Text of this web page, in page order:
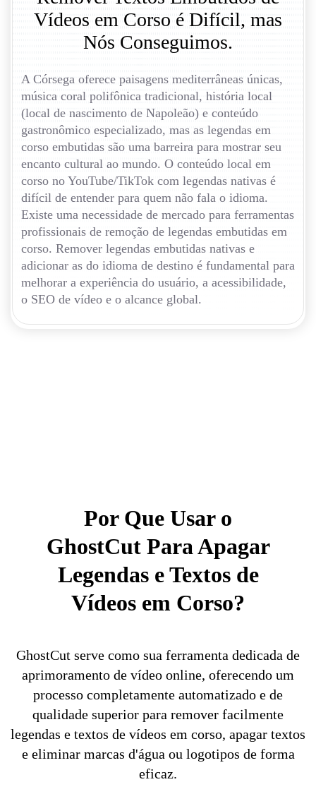
Vídeos em Corso é Difícil, mas
Nós Conseguimos.
A Córsega oferece paisagens mediterrâneas únicas,
música coral polifônica tradicional, história local
(local de nascimento de Napoleão) e conteúdo
gastronômico especializado, mas as legendas em
corso embutidas são uma barreira para mostrar seu
encanto cultural ao mundo. O conteúdo local em
corso no YouTube/TikTok com legendas nativas é
difícil de entender para quem não fala o idioma.
Existe uma necessidade de mercado para ferramentas
profissionais de remoção de legendas embutidas em
corso. Remover legendas embutidas nativas e
adicionar as do idioma de destino é fundamental para
melhorar a experiência do usuário, a acessibilidade,
o SEO de vídeo e o alcance global.
Por Que Usar o
GhostCut Para Apagar
Legendas e Textos de
Vídeos em Corso?
GhostCut serve como sua ferramenta dedicada de
aprimoramento de vídeo online, oferecendo um
processo completamente automatizado e de
qualidade superior para remover facilmente
legendas e textos de vídeos em corso, apagar textos
e eliminar marcas d'água ou logotipos de forma
eficaz.